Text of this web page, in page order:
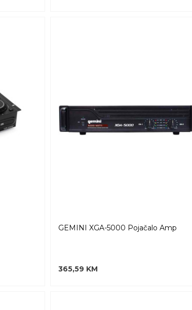
GEMINI XGA-5000 Pojačalo Amp
365,59 KM